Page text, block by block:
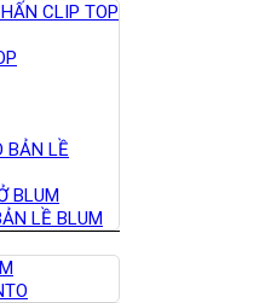
CLIP TOP
BẢN LỀ
BLUM
LỀ BLUM